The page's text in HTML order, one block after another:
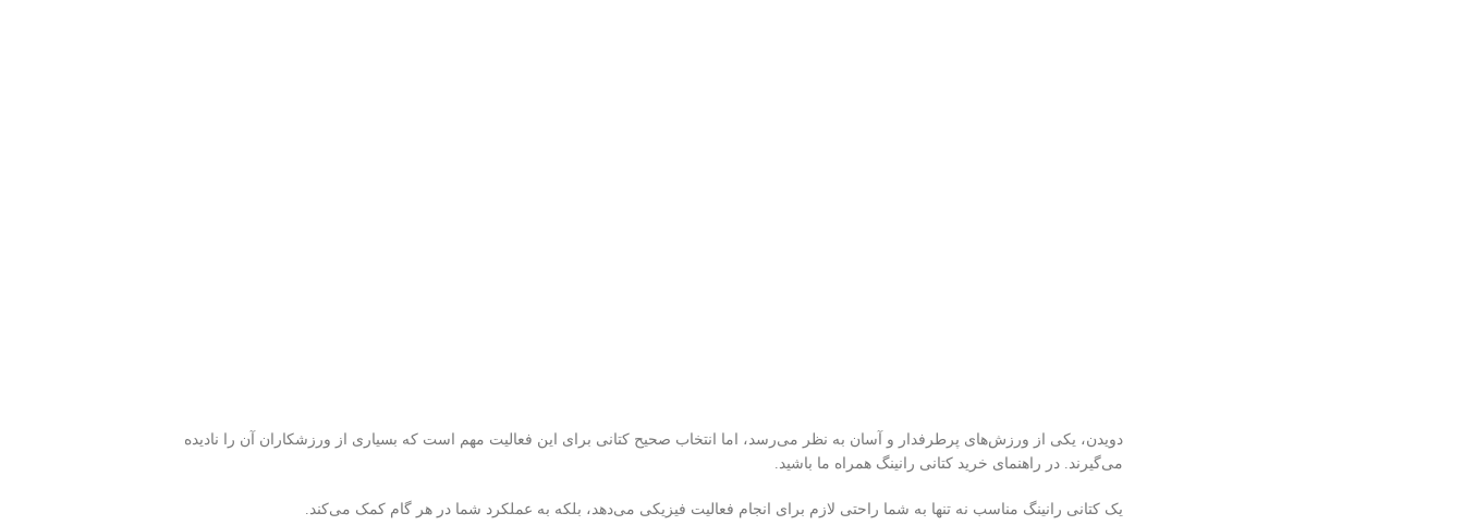
دویدن، یکی از ورزش‌های پرطرفدار و آسان به نظر می‌رسد، اما انتخاب صحیح کتانی برای این فعالیت مهم است که بسیاری از ورزشکاران آن را نادیده
می‌گیرند. در راهنمای خرید کتانی رانینگ همراه ما باشید.
یک کتانی رانینگ مناسب نه تنها به شما راحتی لازم برای انجام فعالیت فیزیکی می‌دهد، بلکه به عملکرد شما در هر گام کمک می‌کند.